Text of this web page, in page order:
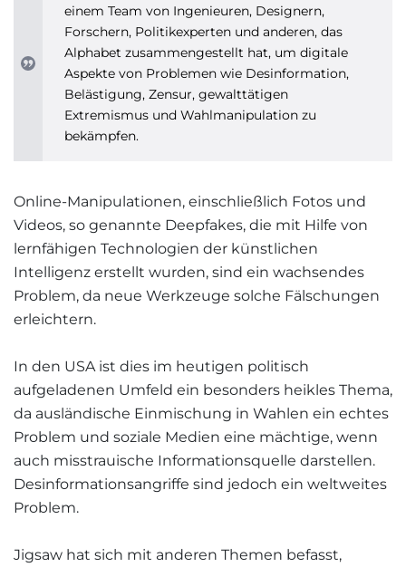
einem Team von Ingenieuren, Designern,
Forschern, Politikexperten und anderen, das
Alphabet zusammengestellt hat, um digitale
Aspekte von Problemen wie Desinformation,
Belästigung, Zensur, gewalttätigen
Extremismus und Wahlmanipulation zu
bekämpfen.
Online-Manipulationen, einschließlich Fotos und
Videos, so genannte Deepfakes, die mit Hilfe von
lernfähigen Technologien der künstlichen
Intelligenz erstellt wurden, sind ein wachsendes
Problem, da neue Werkzeuge solche Fälschungen
erleichtern.
In den USA ist dies im heutigen politisch
aufgeladenen Umfeld ein besonders heikles Thema,
da ausländische Einmischung in Wahlen ein echtes
Problem und soziale Medien eine mächtige, wenn
auch misstrauische Informationsquelle darstellen.
Desinformationsangriffe sind jedoch ein weltweites
Problem.
Jigsaw hat sich mit anderen Themen befasst,